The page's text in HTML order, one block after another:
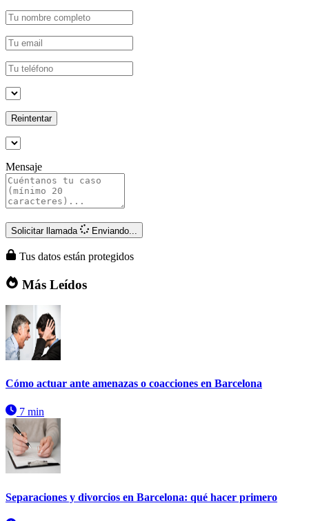
Reintentar
Mensaje
Solicitar llamada Enviando...
Tus datos están protegidos
Más Leídos
Cómo actuar ante amenazas o coacciones en Barcelona
7 min
Separaciones y divorcios en Barcelona: qué hacer primero